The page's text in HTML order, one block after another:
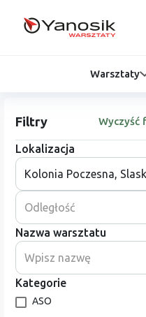
Warsztaty
Filtry Wyczyść
Lokalizacja
Odległość
Nazwa warsztatu
Kategorie
ASO